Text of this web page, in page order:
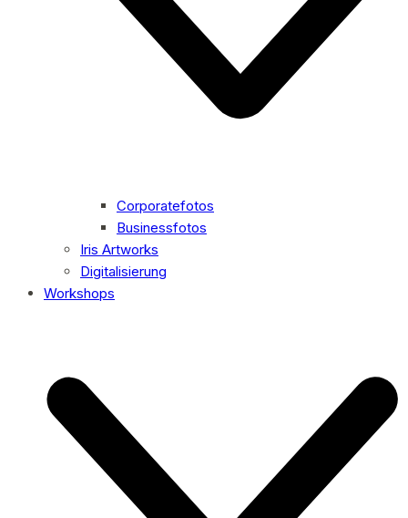
Corporatefotos
Businessfotos
Iris Artworks
Digitalisierung
Workshops